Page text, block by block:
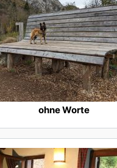
ohne Worte